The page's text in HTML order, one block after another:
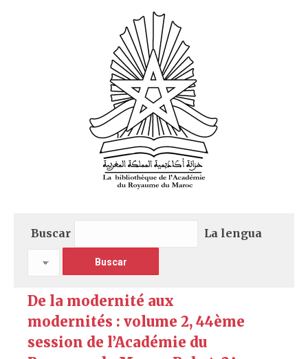
Buscar La lengua
De la modernité aux
modernités : volume 2, 44ème
session de l’Académie du